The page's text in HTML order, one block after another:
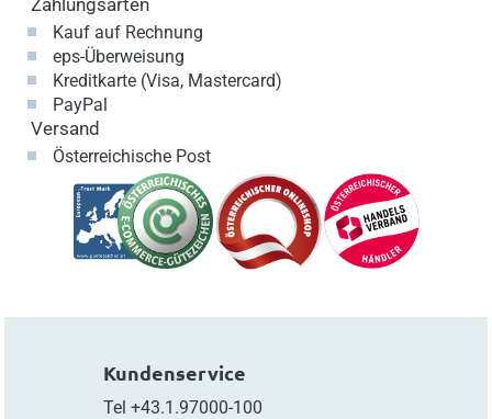
Kauf auf Rechnung
eps-Überweisung
Kreditkarte (Visa, Mastercard)
PayPal
Versand
Österreichische Post
Kundenservice
Tel +43.1.97000-100